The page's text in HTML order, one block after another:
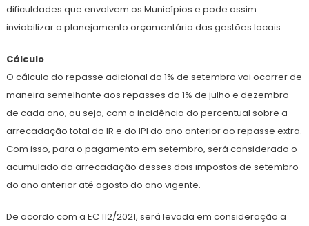
dificuldades que envolvem os Municípios e pode assim
inviabilizar o planejamento orçamentário das gestões locais.
Cálculo
O cálculo do repasse adicional do 1% de setembro vai ocorrer de
maneira semelhante aos repasses do 1% de julho e dezembro
de cada ano, ou seja, com a incidência do percentual sobre a
arrecadação total do IR e do IPI do ano anterior ao repasse extra.
Com isso, para o pagamento em setembro, será considerado o
acumulado da arrecadação desses dois impostos de setembro
do ano anterior até agosto do ano vigente.
De acordo com a EC 112/2021, será levada em consideração a